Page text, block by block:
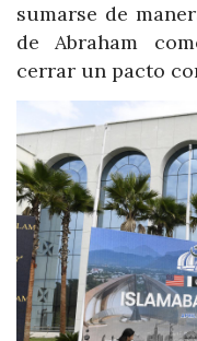
sumarse de
de Abraham
cerrar un pacto